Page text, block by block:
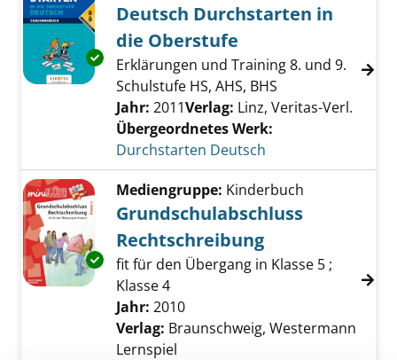
Exemplar-Details von Deutsch Durchstarten
Deutsch Durchstarten in
die Oberstufe
Erklärungen und Training 8. und 9.
Schulstufe HS, AHS, BHS
Suche nach diesem Verfasser
Jahr: 2011Verlag: Linz, Veritas-Verl.
Übergeordnetes Werk:
Durchstarten Deutsch
Exemplar-Details von Grundschulabschluss
Mediengruppe: Kinderbuch
Grundschulabschluss
Rechtschreibung
fit für den Übergang in Klasse 5 ;
Klasse 4
Suche nach diesem Verfasser
Jahr: 2010
Verlag: Braunschweig, Westermann
Lernspiel